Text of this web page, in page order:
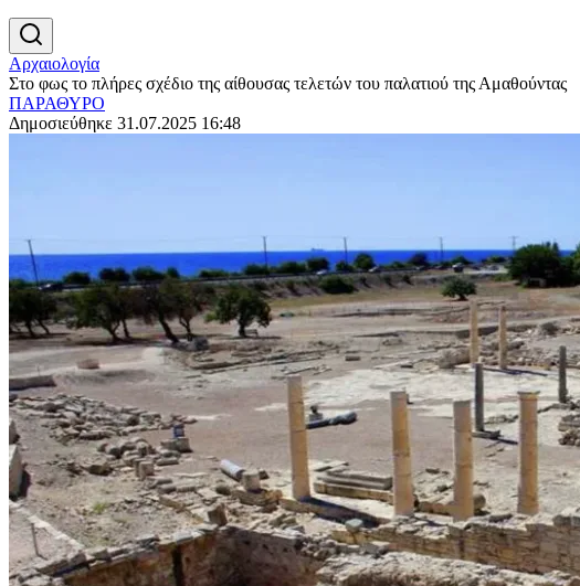
Αρχαιολογία
Στο φως το πλήρες σχέδιο της αίθουσας τελετών του παλατιού της Αμαθούντας
ΠΑΡΑΘΥΡΟ
Δημοσιεύθηκε 31.07.2025 16:48